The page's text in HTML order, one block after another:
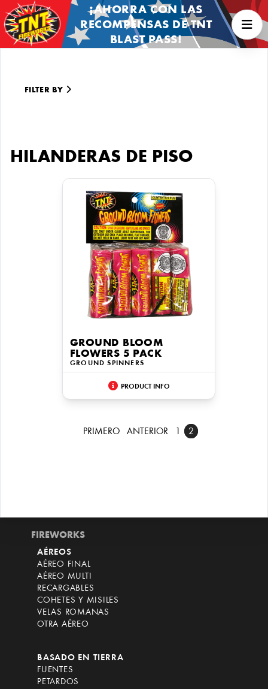
¡AHORRA CON LAS
RECOMPENSAS DE TNT
BLAST PASS!
FILTER BY
HILANDERAS DE PISO
GROUND BLOOM
FLOWERS 5 PACK
GROUND SPINNERS
PRODUCT INFO
PRIMERO ANTERIOR 2
FIREWORKS
AÉREOS
AÉREO FINAL
AÉREO MULTI
RECARGABLES
COHETES Y MISILES
VELAS ROMANAS
OTRA AÉREO
BASADO EN TIERRA
FUENTES
PETARDOS